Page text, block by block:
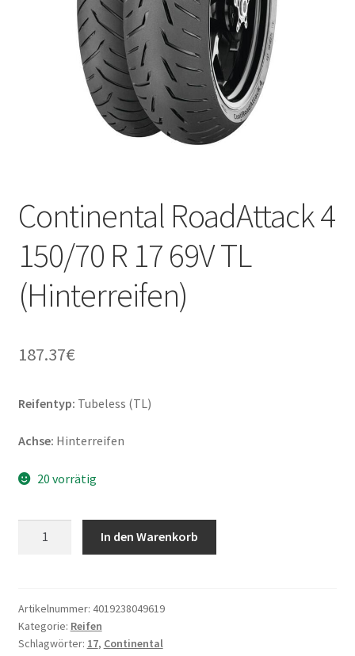
Continental RoadAttack 4
150/70 R 17 69V TL
(Hinterreifen)
187.37€
Reifentyp: Tubeless (TL)
Achse: Hinterreifen
20 vorrätig
R
17
69V
In den Warenkorb
Artikelnummer: 4019238049619
Kategorie: Reifen
Schlagwörter: 17, Continental